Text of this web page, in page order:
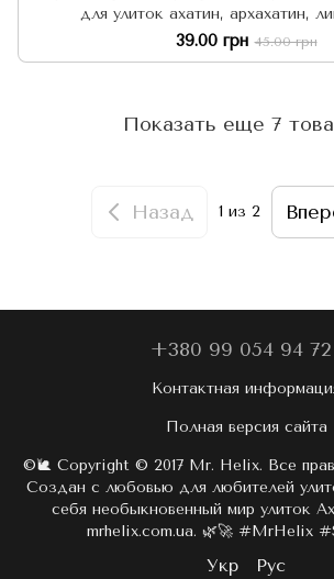
для улиток ахатин, архахатин,
39.00 грн 45.00 грн
Показать еще 7
Назад 1 из 2
+380 99 054 94 72
Контактная
Полная версия сайта
©🐌 Copyright © 2017 Mr. Helix. Все
Создан с любовью для любителей
себя необыкновенный мир улиток
mrhelix.com.ua. 🌿🚀 #MrHelix
Укр Рус